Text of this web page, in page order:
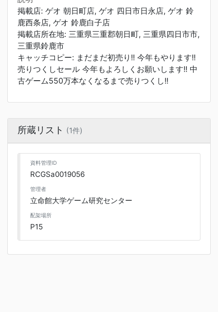
掲載店: ゲオ 朝日町店, ゲオ 四日市日永店, ゲオ 鈴
鹿西条店, ゲオ 鈴鹿白子店
掲載店所在地: 三重県三重郡朝日町, 三重県四日市市,
三重県鈴鹿市
キャッチコピー: まだまだ初売り!! 今年もやります!!
売りつくしセール 今年もよろしくお願いします!! 中
古ゲーム550万本なくなるまで売りつくし!!
所蔵リスト (1件)
資料管理ID
RCGSa0019056
管理者
立命館大学ゲーム研究センター
配架場所
P15